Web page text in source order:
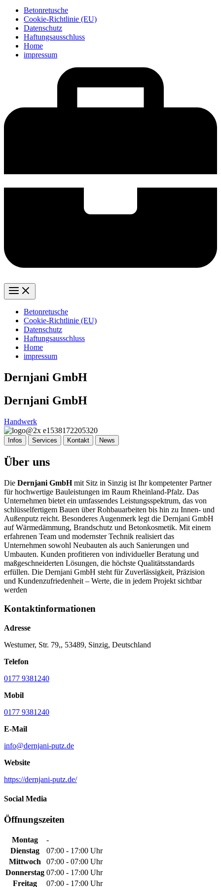
Betonretusche
Cookie-Richtlinie (EU)
Datenschutz
Haftungsausschluss
Home
impressum
Betonretusche
Cookie-Richtlinie (EU)
Datenschutz
Haftungsausschluss
Home
impressum
Dernjani GmbH
Dernjani GmbH
Handwerk
Infos Services Kontakt News
Über uns
Die Dernjani GmbHmit Sitz in Sinzig ist Ihr kompetenter Partner
für hochwertige Bauleistungen im Raum Rheinland-Pfalz. Das
Unternehmen bietet ein umfassendes Leistungsspektrum, das von
schlüsselfertigem Bauen über Rohbauarbeiten bis hin zu Innen- und
Außenputz reicht. Besonderes Augenmerk legt die Dernjani GmbH
auf Wärmedämmung, Brandschutz und Betonkosmetik. Mit einem
erfahrenen Team und modernster Technik realisiert das
Unternehmen sowohl Neubauten als auch Sanierungen und
Umbauten. Kunden profitieren von individueller Beratung und
maßgeschneiderten Lösungen, die höchste Qualitätsstandards
erfüllen. Die Dernjani GmbH steht für Zuverlässigkeit, Präzision
und Kundenzufriedenheit – Werte, die in jedem Projekt sichtbar
werden
Kontaktinformationen
Adresse
Westumer, Str. 79,, 53489, Sinzig, Deutschland
Telefon
0177 9381240
Mobil
0177 9381240
E-Mail
info@dernjani-putz.de
Website
https://dernjani-putz.de/
Social Media
Öffnungszeiten
Montag
-
Dienstag
07:00 - 17:00 Uhr
Mittwoch
07:00 - 07:00 Uhr
Donnerstag 07:00 - 17:00 Uhr
Freitag
07:00 - 17:00 Uhr